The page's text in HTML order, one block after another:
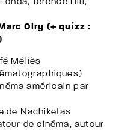
Terence Hill,
Olry (+ quizz :
Méliès
américain par
de Nachiketas
de cinéma, autour